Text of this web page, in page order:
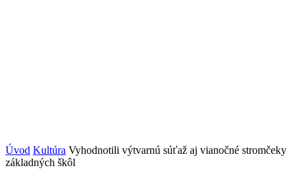
Úvod Kultúra Vyhodnotili výtvarnú súťaž aj vianočné stromčeky
základných škôl